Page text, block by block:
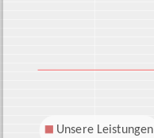
Unsere Leistungen